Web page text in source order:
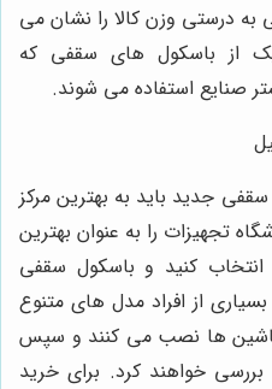
درستی وزن کالا را نشان می
از باسکول های سقفی که
صنایع استفاده می شوند.
جدید باید به بهترین مرکز
تجهیزات را به عنوان بهترین
کنید و باسکول سقفی
از افراد مدل های متنوع
ها نصب می کنند و سپس
بررسی خواهند کرد. برای خرید